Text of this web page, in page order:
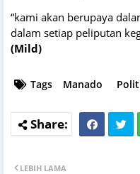
“kami akan berupaya
dalam setiap peliputan
(Mild)
Tags Manado
LEBIH LAMA